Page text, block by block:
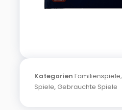
Kategorien Familienspiele,
Spiele, Gebrauchte Spiele